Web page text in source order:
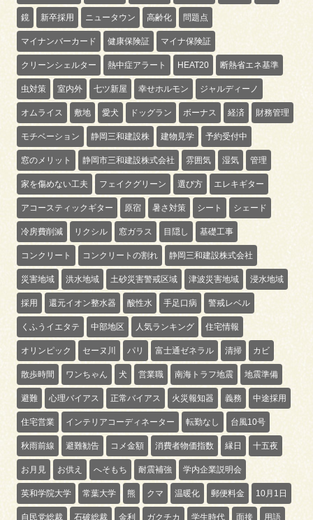
鏡 新卒採用 ニュータウン 高齢化 問題点
マイナンバーカード 健康保険証 マイナ保険証
クリーンシェルター 熱中症アラート HEAT20 断熱省エネ基準
虫対策 室内外 七ツ新屋 幸せホルモン ジャルディーノ
オムライス 敷地 愛犬 ドッグラン ボーナス 経済 財務管理
モチベーション 静岡三和建設株 建物見学 予約受付中
窓のメリット 静岡市三和建設株式会社 雰囲気 湿気 管理
家を傷めない工夫 フェイクグリーン 選び方 エレキギター
アコースティックギター 原宿 暑さ対策 シート シェード
冷房費削減 リクシル 窓ガラス 目隠し 基礎工事
コンクリート コンクリートの割れ 静岡三和建設株式会社
災害地域 洪水地域 土砂災害警戒区域 津波災害地域 浸水地域
採用 還元イオン整水器 酸性水 手足口病 警戒レベル
くふうイエタテ 中部地区 人気ランキング 住宅情報
オリンピック セーヌ川 パリ 富士通ゼネラル 清掃 カビ
散歩時間 ワンちゃん 犬 営業職 南海トラフ地震 地震準備
避難 心理バイアス 正常バイアス 火災報知器 義務 中途採用
住宅営業 インテリアコーディネーター 転勤なし 台風10号
秋雨前線 避難勧告 コメ金額 消費者物価指数 縁日 十五夜
お月見 お供え へそもち 耐震補強 学内企業説明会
英和学院大学 常葉大学 熊 クマ 温暖化 郵便料金 10月1日
自民党総裁 石破総裁 金利 ガクチカ 学生時代 面接 用語